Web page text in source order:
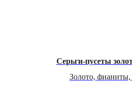
Серьги-пусеты
Золото, фианиты,